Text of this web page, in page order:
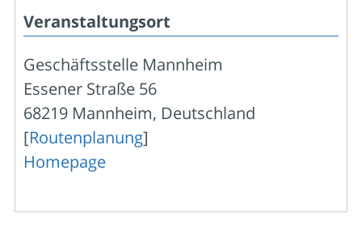
Veranstaltungsort
Geschäftsstelle Mannheim
Essener Straße 56
68219 Mannheim, Deutschland
[Routenplanung]
Homepage